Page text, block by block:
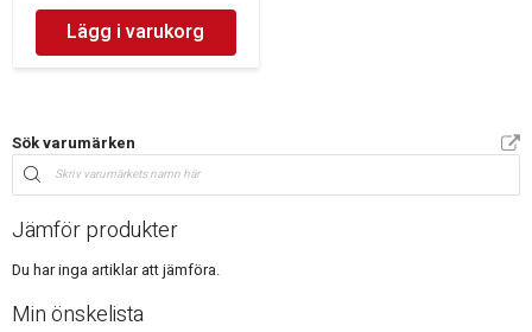
Lägg i varukorg
Sök varumärken
Jämför produkter
Du har inga artiklar att jämföra.
Min önskelista